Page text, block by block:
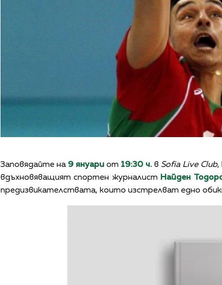
Заповядайте на 9 януари от 19:30 ч. в Sofia Live Club,
вдъхновяващият спортен журналист Найден
предизвикателствата, които изстрелват едно